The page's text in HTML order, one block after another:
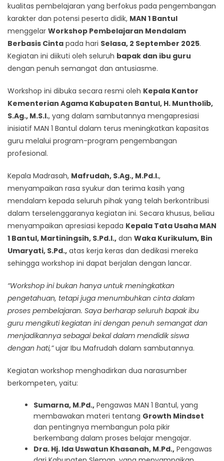
kualitas pembelajaran yang berfokus pada pengembangan
karakter dan potensi peserta didik, MAN 1 Bantul
menggelar Workshop Pembelajaran Mendalam
Berbasis Cinta pada hari Selasa, 2 September 2025.
Kegiatan ini diikuti oleh seluruh bapak dan ibu guru
dengan penuh semangat dan antusiasme.
Workshop ini dibuka secara resmi oleh Kepala Kantor
Kementerian Agama Kabupaten Bantul, H. Muntholib,
S.Ag., M.S.I., yang dalam sambutannya mengapresiasi
inisiatif MAN 1 Bantul dalam terus meningkatkan kapasitas
guru melalui program-program pengembangan
profesional.
Kepala Madrasah, Mafrudah, S.Ag., M.Pd.I.,
menyampaikan rasa syukur dan terima kasih yang
mendalam kepada seluruh pihak yang telah berkontribusi
dalam terselenggaranya kegiatan ini. Secara khusus, beliau
menyampaikan apresiasi kepada Kepala Tata Usaha MAN
1 Bantul, Martiningsih, S.Pd.I., dan Waka Kurikulum, Bin
Umaryati, S.Pd., atas kerja keras dan dedikasi mereka
sehingga workshop ini dapat berjalan dengan lancar.
“Workshop ini bukan hanya untuk meningkatkan
pengetahuan, tetapi juga menumbuhkan cinta dalam
proses pembelajaran. Saya berharap seluruh bapak ibu
guru mengikuti kegiatan ini dengan penuh semangat dan
menjadikannya sebagai bekal dalam mendidik siswa
dengan hati,”ujar Ibu Mafrudah dalam sambutannya.
Kegiatan workshop menghadirkan dua narasumber
berkompeten, yaitu:
Sumarna, M.Pd., Pengawas MAN 1 Bantul, yang
membawakan materi tentang Growth Mindset
dan pentingnya membangun pola pikir
berkembang dalam proses belajar mengajar.
Dra. Hj. Ida Uswatun Khasanah, M.Pd., Pengawas